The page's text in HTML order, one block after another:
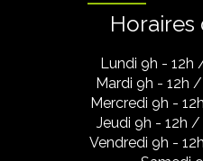
Horaires
Lundi 9h - 12h
Mardi 9h - 12h
Mercredi 9h -
Jeudi 9h - 12h
Vendredi 9h -